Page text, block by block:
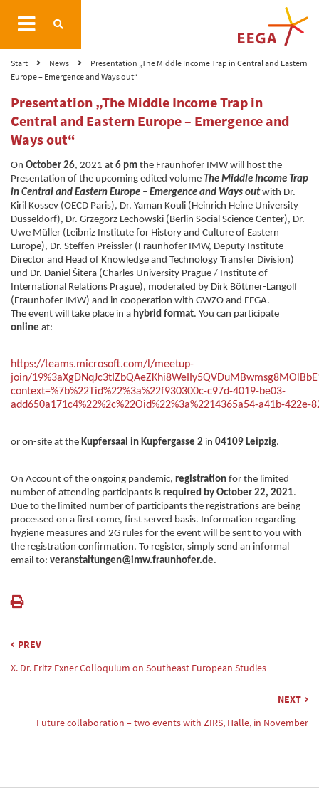
Start News
Presentation „The Middle Income Trap in Central and Eastern
Europe – Emergence and Ways out“
Presentation „The Middle Income Trap in
Central and Eastern Europe – Emergence and
Ways out“
On October 26, 2021 at 6 pm the Fraunhofer IMW will host the
Presentation of the upcoming edited volume The Middle Income Trap
in Central and Eastern Europe – Emergence and Ways outwith Dr.
Kiril Kossev (OECD Paris), Dr. Yaman Kouli (Heinrich Heine University
Düsseldorf), Dr. Grzegorz Lechowski (Berlin Social Science Center), Dr.
Uwe Müller (Leibniz Institute for History and Culture of Eastern
Europe), Dr. Steffen Preissler (Fraunhofer IMW, Deputy Institute
Director and Head of Knowledge and Technology Transfer Division)
und Dr. Daniel Šitera (Charles University Prague / Institute of
International Relations Prague), moderated by Dirk Böttner-Langolf
(Fraunhofer IMW) and in cooperation with GWZO and EEGA.
The event will take place in a hybrid format. You can participate
online at:
https://teams.microsoft.com/l/meetup-
join/
context=%7b%22Tid%22%3a%22f930300c-c97d-4019-be03-
add650a171c4%22%2c%22Oid%22%3a%2214365a54-a41b-422e-
or on-site at the Kupfersaal in Kupfergasse 2 in 04109 Leipzig.
On Account of the ongoing pandemic, registration for the limited
number of attending participants is required by October 22, 2021.
Due to the limited number of participants the registrations are being
processed on a first come, first served basis. Information regarding
hygiene measures and 2G rules for the event will be sent to you with
the registration confirmation. To register, simply send an informal
email to: veranstaltungen@imw.fraunhofer.de.
PREV
X. Dr. Fritz Exner Colloquium on Southeast European Studies
NEXT
Future collaboration – two events with ZIRS, Halle, in November